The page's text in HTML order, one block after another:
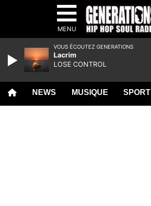
MENU
NEWS MUSIQUE SPORT
VOUS ÉCOUTEZ GENERATIONS
Lacrim
LOSE CONTROL